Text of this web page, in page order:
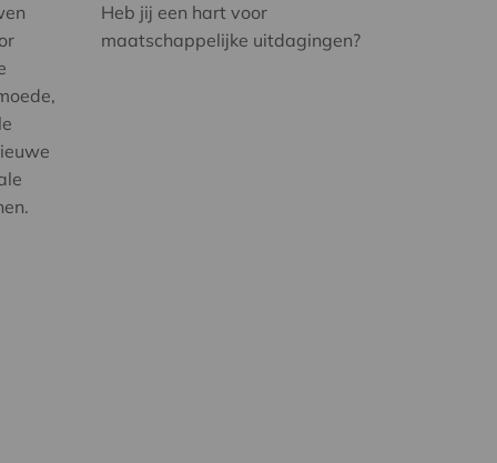
Heb jij een hart voor
maatschappelijke uitdagingen?